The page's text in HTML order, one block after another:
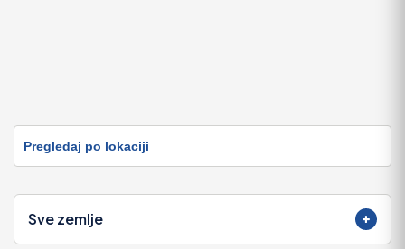
Pregledaj po lokaciji
Sve zemlje